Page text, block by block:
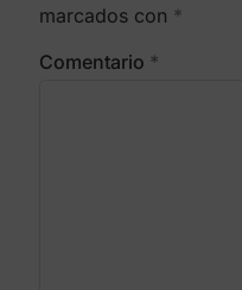
marcados con *
Comentario *